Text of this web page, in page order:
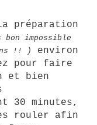
préparation
bon impossible
!! )
environ
pour faire
et bien
30 minutes,
rouler afin